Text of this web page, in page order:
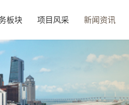
板块 项目风采 新闻资讯